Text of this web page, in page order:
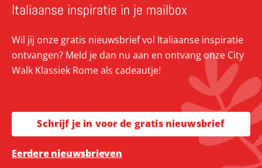
Italiaanse inspiratie in je mailbox
Wil jij onze gratis nieuwsbrief vol Italiaanse inspiratie
ontvangen? Meld je dan nu aan en ontvang onze City
Walk Klassiek Rome als cadeautje!
Schrijf je in voor de gratis nieuwsbrief
Eerdere nieuwsbrieven